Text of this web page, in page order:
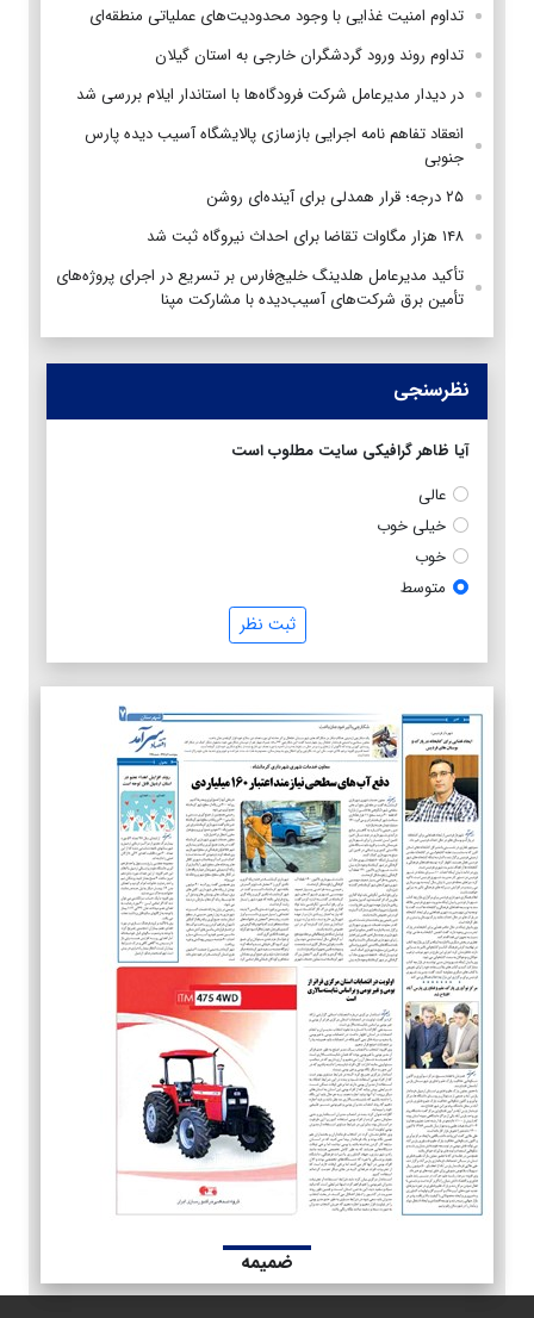
تداوم امنیت غذایی با وجود محدودیت‌های عملیاتی منطقه‌ای
تداوم روند ورود گردشگران خارجی به استان گیلان
در دیدار مدیرعامل شرکت فرودگاه‌ها با استاندار ایلام بررسی شد
انعقاد تفاهم نامه اجرایی بازسازی پالایشگاه آسیب دیده پارس
جنوبی
۲۵ درجه؛ قرار همدلی برای آینده‌ای روشن
۱۴۸ هزار مگاوات تقاضا برای احداث نیروگاه ثبت شد
تأکید مدیرعامل هلدینگ خلیج‌فارس بر تسریع در اجرای پروژه‌های
تأمین برق شرکت‌های آسیب‌دیده با مشارکت مپنا
نظرسنجی
آیا ظاهر گرافیکی سایت مطلوب است
عالی
خیلی خوب
خوب
متوسط
ثبت نظر
ضمیمه